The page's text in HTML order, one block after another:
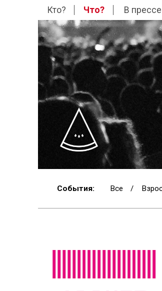
Кто? Что? В прессе
События: Все /